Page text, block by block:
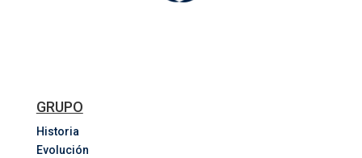
GRUPO
Historia
Evolución